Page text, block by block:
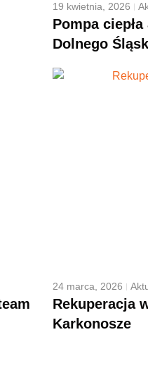
19 kwietnia, 2026
Pompa
Dolnego
24 marca, 2026
Rekuperacja
Karkonosze